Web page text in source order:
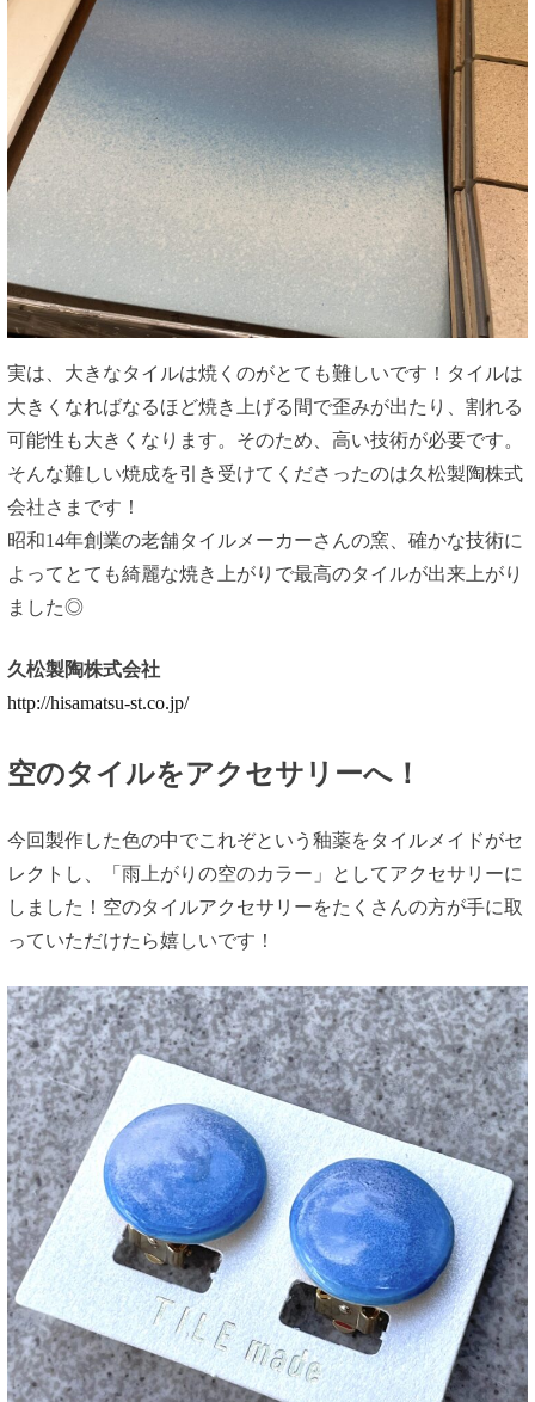
実は、大きなタイルは焼くのがとても難しいです！タイルは
大きくなればなるほど焼き上げる間で歪みが出たり、割れる
可能性も大きくなります。そのため、高い技術が必要です。
そんな難しい焼成を引き受けてくださったのは久松製陶株式
会社さまです！
昭和14年創業の老舗タイルメーカーさんの窯、確かな技術に
よってとても綺麗な焼き上がりで最高のタイルが出来上がり
ました◎
久松製陶株式会社
http://hisamatsu-st.co.jp/
空のタイルをアクセサリーへ！
今回製作した色の中でこれぞという釉薬をタイルメイドがセ
レクトし、「雨上がりの空のカラー」としてアクセサリーに
しました！空のタイルアクセサリーをたくさんの方が手に取
っていただけたら嬉しいです！